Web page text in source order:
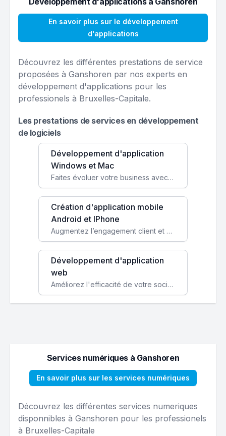
En savoir plus sur le développement
d'applications
Découvrez les différentes prestations de service
proposées à Ganshoren par nos experts en
développement d'applications pour les
professionels à Bruxelles-Capitale.
Les prestations de services en développement
de logiciels
Développement d'application
Windows et Mac
Faites évoluer votre business avec des solutions logicielles personnalisées, parfaitement adaptées à vos besoins spécifiques.
Création d'application mobile
Android et IPhone
Augmentez l’engagement client et simplifiez vos processus avec une application mobile sur mesure, disponible sur iOS et Android.
Développement d'application
web
Améliorez l'efficacité de votre société avec une application web personnalisée accessible partout et tout le temps.
Services numériques à Ganshoren
En savoir plus sur les services numériques
Découvrez les différentes services numeriques
disponnibles à Ganshoren pour les professionels
à Bruxelles-Capitale